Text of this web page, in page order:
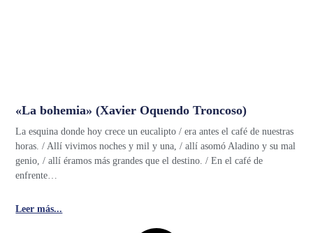
«La bohemia» (Xavier Oquendo Troncoso)
La esquina donde hoy crece un eucalipto / era antes el café de nuestras
horas. / Allí vivimos noches y mil y una, / allí asomó Aladino y su mal
genio, / allí éramos más grandes que el destino. / En el café de
enfrente…
Leer más...